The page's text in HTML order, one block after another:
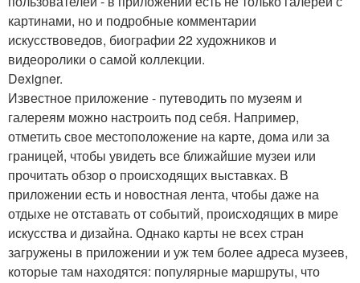
картинами, но и подробные комментарии
искусствоведов, биографии 22 художников и
видеоролики о самой коллекции.
Dexigner.
Известное приложение - путеводить по музеям и
галереям можно настроить под себя. Например,
отметить свое местоположение на карте, дома или за
границей, чтобы увидеть все ближайшие музеи или
прочитать обзор о происходящих выставках. В
приложении есть и новостная лента, чтобы даже на
отдыхе не отставать от событий, происходящих в мире
искусства и дизайна. Однако карты не всех стран
загружены в приложении и уж тем более адреса музеев,
которые там находятся: популярные маршруты, что